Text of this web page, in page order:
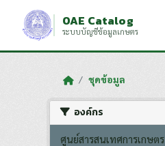
Skip to main content
OAE Catalog
ระบบบัญชีข้อมูลเกษตร
ชุดข้อมูล
องค์กร
ศูนย์สารสนเทศการเกษตร